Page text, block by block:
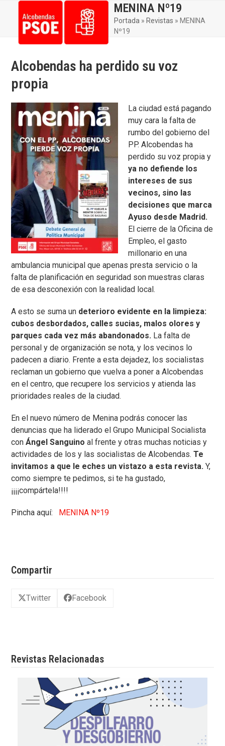
contentmobile
menu
mobile
menu
MENINA Nº19
Portada » Revistas » MENINA
Nº19
Alcobendas ha perdido su voz
propia
La ciudad está pagando
muy cara la falta de
rumbo del gobierno del
PP. Alcobendas ha
perdido su voz propia y
ya no defiende los
intereses de sus
vecinos, sino las
decisiones que marca
Ayuso desde Madrid.
El cierre de la Oficina de
Empleo, el gasto
millonario en una
ambulancia municipal que apenas presta servicio o la
falta de planificación en seguridad son muestras claras
de esa desconexión con la realidad local.
A esto se suma un deterioro evidente en la limpieza:
cubos desbordados, calles sucias, malos olores y
parques cada vez más abandonados. La falta de
personal y de organización se nota, y los vecinos lo
padecen a diario. Frente a esta dejadez, los socialistas
reclaman un gobierno que vuelva a poner a Alcobendas
en el centro, que recupere los servicios y atienda las
prioridades reales de la ciudad.
En el nuevo número de Menina podrás conocer las
denuncias que ha liderado el Grupo Municipal Socialista
conÁngel Sanguinoal frente y otras muchas noticias y
actividades de los y las socialistas de Alcobendas.Te
invitamos a que le eches un vistazo a esta revista. Y,
como siempre te pedimos, si te ha gustado,
¡¡¡¡compártela!!!!
Pincha aquí: MENINA Nº19
Compartir
Twitter Facebook
Revistas Relacionadas